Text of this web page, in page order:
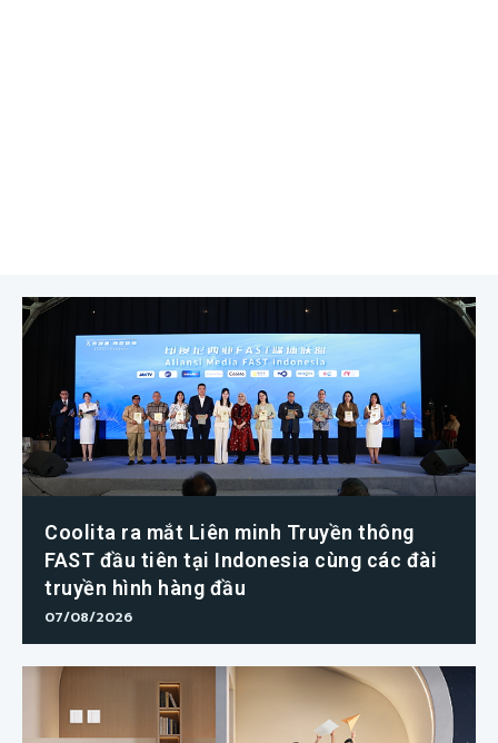
Coolita ra mắt Liên minh Truyền thông
FAST đầu tiên tại Indonesia cùng các đài
truyền hình hàng đầu
07/08/2026